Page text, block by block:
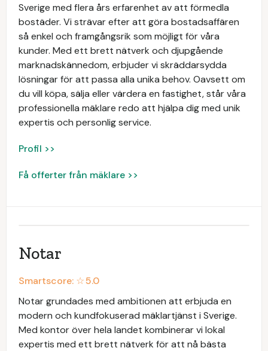
Sverige med flera års erfarenhet av att förmedla
bostäder. Vi strävar efter att göra bostadsaffären
så enkel och framgångsrik som möjligt för våra
kunder. Med ett brett nätverk och djupgående
marknadskännedom, erbjuder vi skräddarsydda
lösningar för att passa alla unika behov. Oavsett om
du vill köpa, sälja eller värdera en fastighet, står våra
professionella mäklare redo att hjälpa dig med unik
expertis och personlig service.
Profil >>
Få offerter från mäklare >>
Notar
Smartscore: ☆5.0
Notar grundades med ambitionen att erbjuda en
modern och kundfokuserad mäklartjänst i Sverige.
Med kontor över hela landet kombinerar vi lokal
expertis med ett brett nätverk för att nå bästa